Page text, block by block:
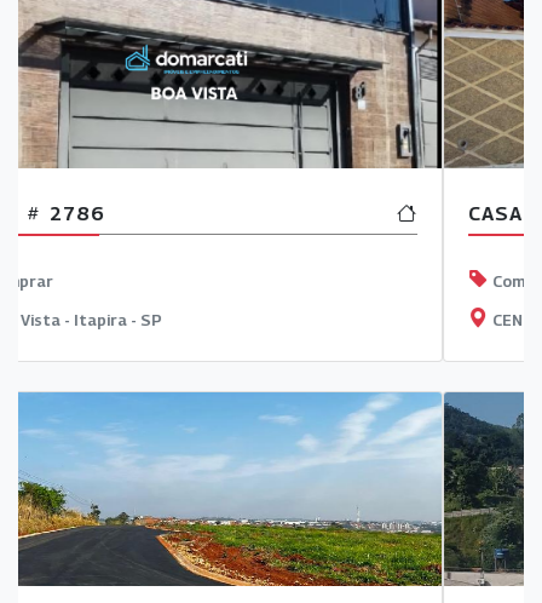
CASA
CENTRO - Itapira - SP